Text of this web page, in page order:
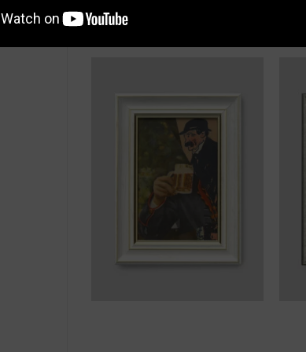
PODOBNE PRODUKTY
Człowiek
piwo